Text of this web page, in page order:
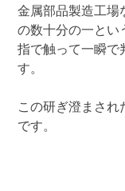
金属部品製造工場
の数十分の一とい
指で触って一瞬で
す。
この研ぎ澄まされ
です。